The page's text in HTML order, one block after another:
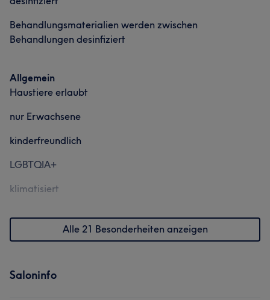
Behandlungsmaterialien werden zwischen
Behandlungen desinfiziert
Allgemein
Haustiere erlaubt
nur Erwachsene
kinderfreundlich
LGBTQIA+
klimatisiert
Alle 21 Besonderheiten anzeigen
Saloninfo